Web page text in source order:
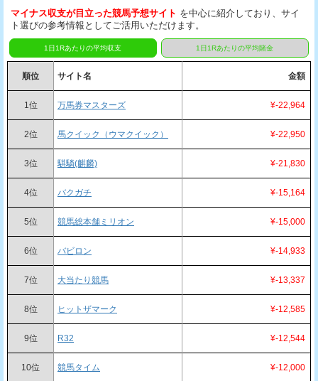
マイナス収支が目立った競馬予想サイト を中心に紹介しており、サイ
ト選びの参考情報としてご活用いただけます。
1日1Rあたりの平均収支 1日1Rあたりの平均賭金
順位 サイト名 金額
1位 万馬券マスターズ ¥-22,964
2位 馬クイック（ウマクイック） ¥-22,950
3位 騏驎(麒麟) ¥-21,830
4位 バクガチ ¥-15,164
5位 競馬総本舗ミリオン ¥-15,000
6位 バビロン ¥-14,933
7位 大当たり競馬 ¥-13,337
8位 ヒットザマーク ¥-12,585
9位 R32 ¥-12,544
10位 競馬タイム ¥-12,000